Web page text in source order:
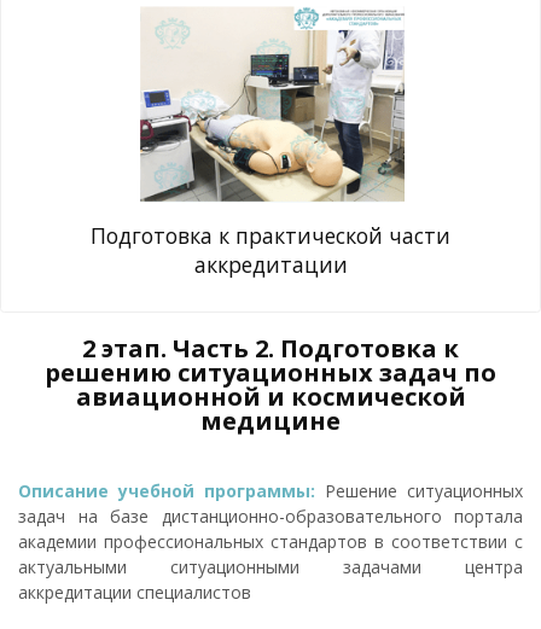
Подготовка к практической части
аккредитации
2 этап. Часть 2. Подготовка к
решению ситуационных задач по
авиационной и космической
медицине
Описание учебной программы: Решение ситуационных
задач на базе дистанционно-образовательного портала
академии профессиональных стандартов в соответствии с
актуальными ситуационными задачами центра
аккредитации специалистов